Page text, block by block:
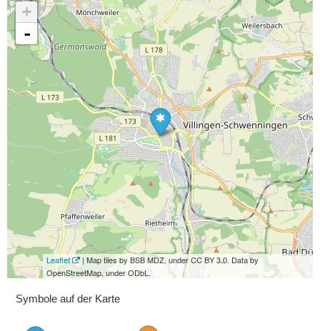
+
-
Leaflet
| Map tiles by BSB MDZ, under CC BY 3.0. Data by
OpenStreetMap, under ODbL.
Symbole auf der Karte